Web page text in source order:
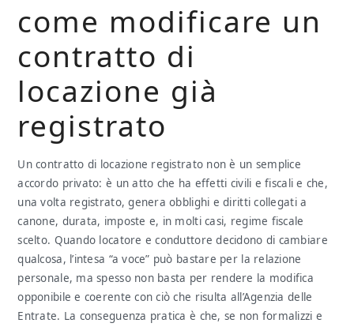
come modificare un
contratto di
locazione già
registrato
Un contratto di locazione registrato non è un semplice
accordo privato: è un atto che ha effetti civili e fiscali e che,
una volta registrato, genera obblighi e diritti collegati a
canone, durata, imposte e, in molti casi, regime fiscale
scelto. Quando locatore e conduttore decidono di cambiare
qualcosa, l’intesa “a voce” può bastare per la relazione
personale, ma spesso non basta per rendere la modifica
opponibile e coerente con ciò che risulta all’Agenzia delle
Entrate. La conseguenza pratica è che, se non formalizzi e